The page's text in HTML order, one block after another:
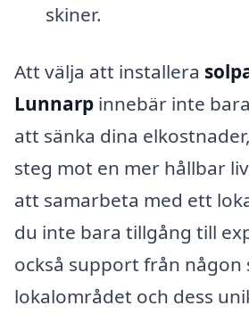
skiner.
Att välja att installera
Lunnarp innebär inte
att sänka dina
steg mot en mer hållbar
att samarbeta med ett
du inte bara tillgång till
också support från
lokalområdet och dess